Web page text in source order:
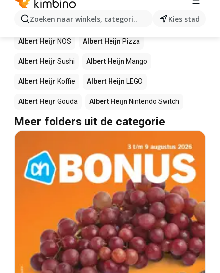
Zoeken naar winkels, categorieën, producten...
Kies stad
Andere producten in winkels Albert
Heijn
Albert Heijn NOS Albert Heijn Pizza
Albert Heijn Sushi Albert Heijn Mango
Albert Heijn Koffie Albert Heijn LEGO
Albert Heijn Gouda Albert Heijn Nintendo Switch
Meer folders uit de categorie